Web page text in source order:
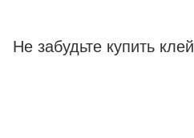
Не забудьте купить клей